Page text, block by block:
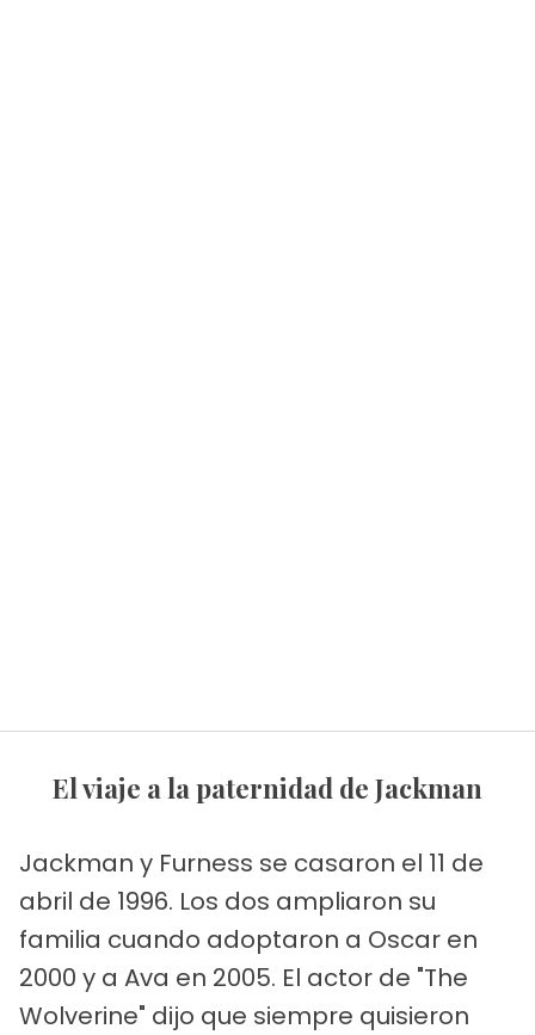
El viaje a la paternidad de Jackman
Jackman y Furness se casaron el 11 de
abril de 1996. Los dos ampliaron su
familia cuando adoptaron a Oscar en
2000 y a Ava en 2005. El actor de "The
Wolverine" dijo que siempre quisieron